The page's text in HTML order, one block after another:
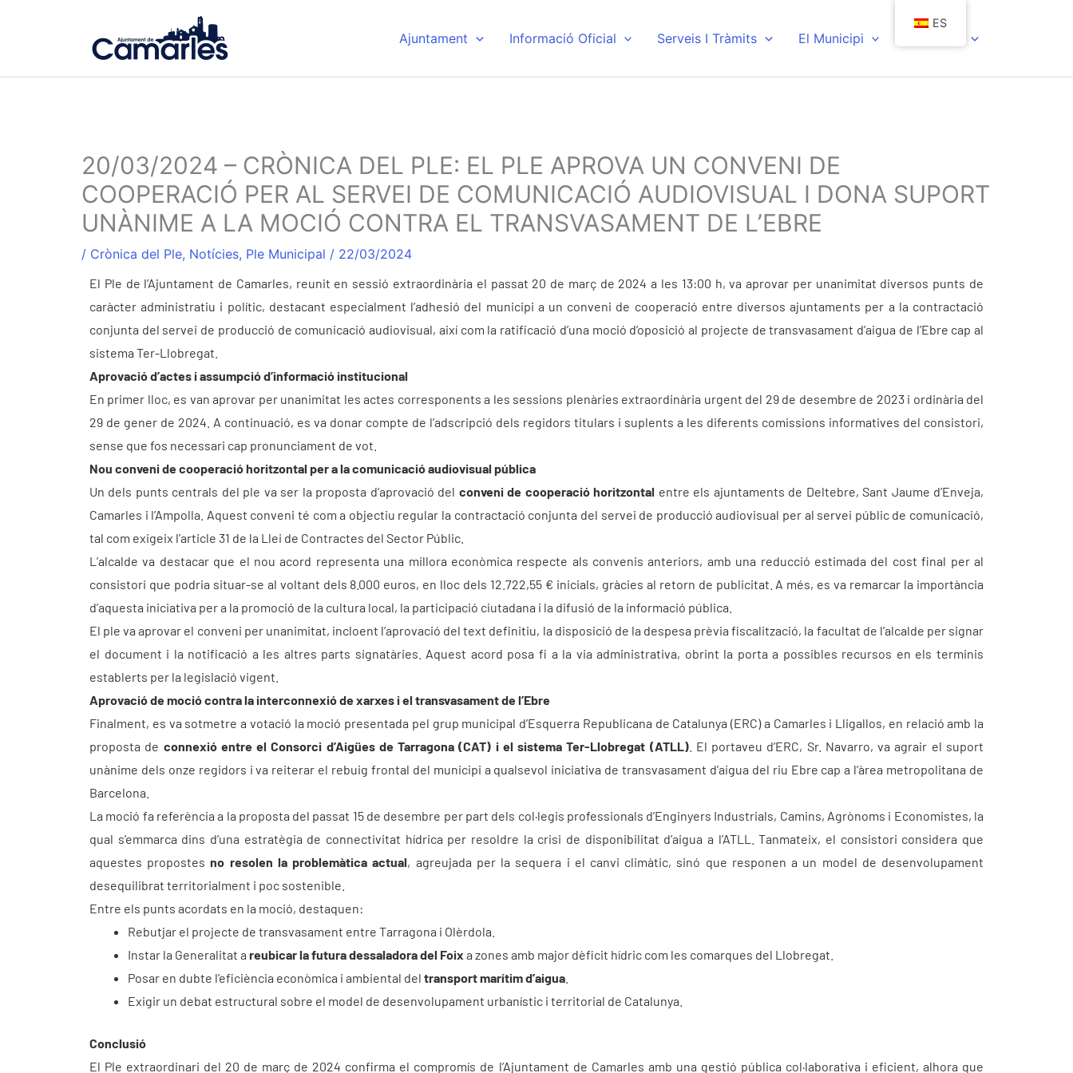
Ajuntament Informació Oficial Serveis I Tràmits El Municipi
20/03/2024 – CRÒNICA DEL PLE: EL PLE APROVA UN CONVENI DE
COOPERACIÓ PER AL SERVEI DE COMUNICACIÓ AUDIOVISUAL I DONA SUPORT
UNÀNIME A LA MOCIÓ CONTRA EL TRANSVASAMENT DE L’EBRE
/ Crònica del Ple, Notícies, Ple Municipal / 22/03/2024
El Ple de l’Ajuntament de Camarles, reunit en sessió extraordinària el passat 20 de març de 2024 a les 13:00 h, va aprovar per unanimitat diversos punts de
caràcter administratiu i polític, destacant especialment l’adhesió del municipi a un conveni de cooperació entre diversos ajuntaments per a la contractació
conjunta del servei de producció de comunicació audiovisual, així com la ratificació d’una moció d’oposició al projecte de transvasament d’aigua de l’Ebre cap al
sistema Ter-Llobregat.
Aprovació d’actes i assumpció d’informació institucional
En primer lloc, es van aprovar per unanimitat les actes corresponents a les sessions plenàries extraordinària urgent del 29 de desembre de 2023 i ordinària del
29 de gener de 2024. A continuació, es va donar compte de l’adscripció dels regidors titulars i suplents a les diferents comissions informatives del consistori,
sense que fos necessari cap pronunciament de vot.
Nou conveni de cooperació horitzontal per a la comunicació audiovisual pública
Un dels punts centrals del ple va ser la proposta d’aprovació del conveni de cooperació horitzontal entre els ajuntaments de Deltebre, Sant Jaume d’Enveja,
Camarles i l’Ampolla. Aquest conveni té com a objectiu regular la contractació conjunta del servei de producció audiovisual per al servei públic de comunicació,
tal com exigeix l’article 31 de la Llei de Contractes del Sector Públic.
L’alcalde va destacar que el nou acord representa una millora econòmica respecte als convenis anteriors, amb una reducció estimada del cost final per al
consistori que podria situar-se al voltant dels 8.000 euros, en lloc dels 12.722,55 € inicials, gràcies al retorn de publicitat. A més, es va remarcar la importància
d’aquesta iniciativa per a la promoció de la cultura local, la participació ciutadana i la difusió de la informació pública.
El ple va aprovar el conveni per unanimitat, incloent l’aprovació del text definitiu, la disposició de la despesa prèvia fiscalització, la facultat de l’alcalde per signar
el document i la notificació a les altres parts signatàries. Aquest acord posa fi a la via administrativa, obrint la porta a possibles recursos en els terminis
establerts per la legislació vigent.
Aprovació de moció contra la interconnexió de xarxes i el transvasament de l’Ebre
Finalment, es va sotmetre a votació la moció presentada pel grup municipal d’Esquerra Republicana de Catalunya (ERC) a Camarles i Lligallos, en relació amb la
proposta de connexió entre el Consorci d’Aigües de Tarragona (CAT) i el sistema Ter-Llobregat (ATLL). El portaveu d’ERC, Sr. Navarro, va agrair el suport
unànime dels onze regidors i va reiterar el rebuig frontal del municipi a qualsevol iniciativa de transvasament d’aigua del riu Ebre cap a l’àrea metropolitana de
Barcelona.
La moció fa referència a la proposta del passat 15 de desembre per part dels col·legis professionals d’Enginyers Industrials, Camins, Agrònoms i Economistes, la
qual s’emmarca dins d’una estratègia de connectivitat hídrica per resoldre la crisi de disponibilitat d’aigua a l’ATLL. Tanmateix, el consistori considera que
aquestes propostesno resolen la problemàtica actual, agreujada per la sequera i el canvi climàtic, sinó que responen a un model de desenvolupament
desequilibrat territorialment i poc sostenible.
Entre els punts acordats en la moció, destaquen:
Rebutjar el projecte de transvasament entre Tarragona i Olèrdola.
Instar la Generalitat a reubicar la futura dessaladora del Foix a zones amb major dèficit hídric com les comarques del Llobregat.
Posar en dubte l’eficiència econòmica i ambiental del transport marítim d’aigua
Exigir un debat estructural sobre el model de desenvolupament urbanístic i territorial de Catalunya.
Conclusió
El Ple extraordinari del 20 de març de 2024 confirma el compromís de l’Ajuntament de Camarles amb una gestió pública col·laborativa i eficient, alhora que
ES